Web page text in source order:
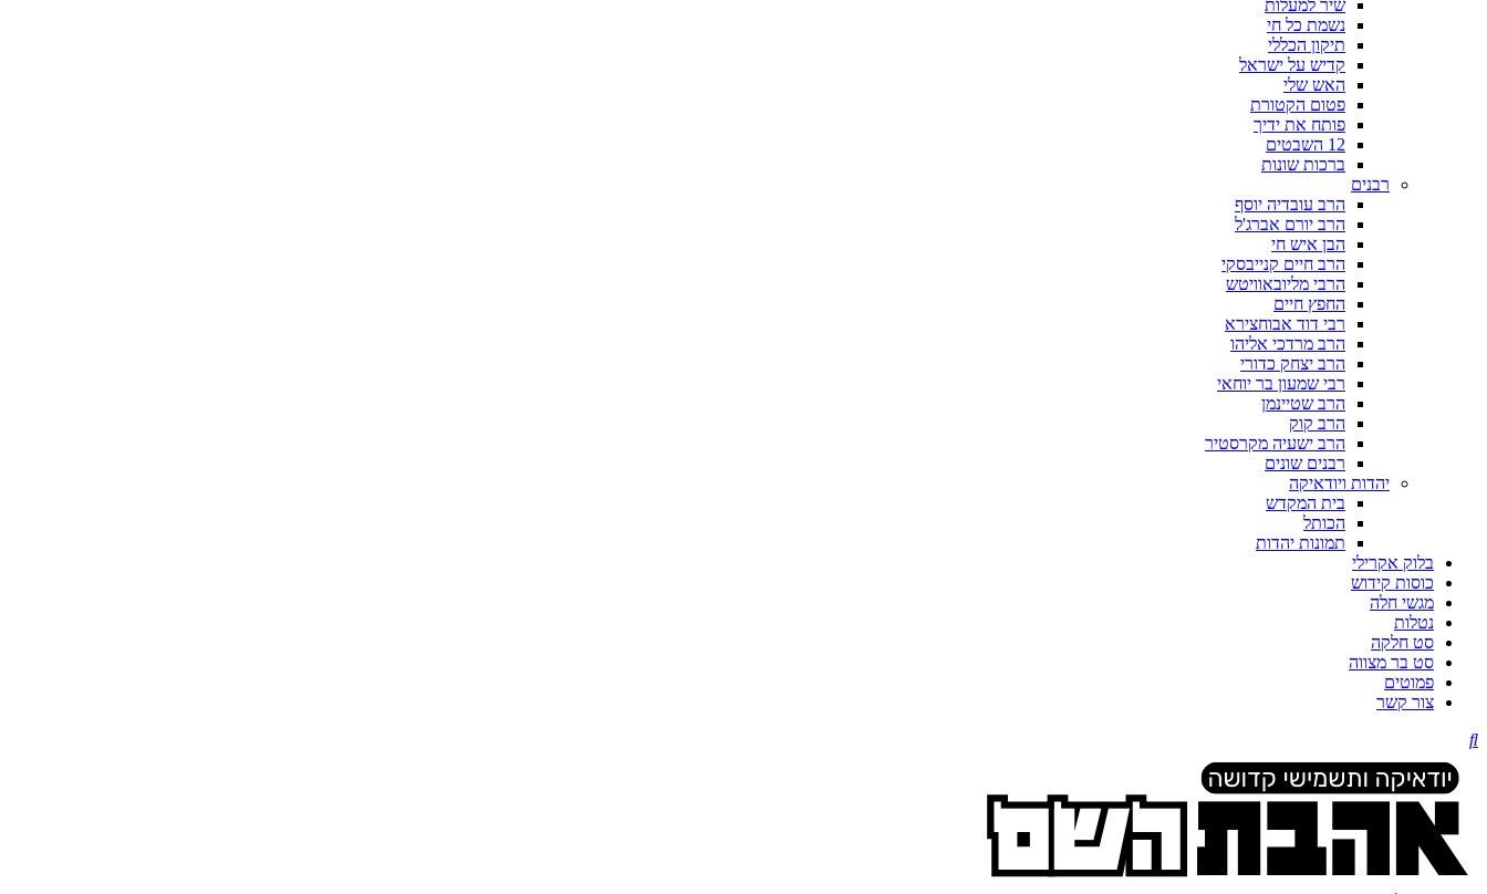
שיר למעלות
נשמת כל חי
תיקון הכללי
קדיש על ישראל
האש שלי
פטום הקטורת
פותח את ידיך
12 השבטים
ברכות שונות
רבנים
הרב עובדיה יוסף
הרב יורם אברג'ל
הבן איש חי
הרב חיים קנייבסקי
הרבי מליובאוויטש
החפץ חיים
רבי דוד אבוחצירא
הרב מרדכי אליהו
הרב יצחק כדורי
רבי שמעון בר יוחאי
הרב שטיינמן
הרב קוק
הרב ישעיה מקרסטיר
רבנים שונים
יהדות ויודאיקה
בית המקדש
הכותל
תמונות יהדות
בלוק אקרילי
כוסות קידוש
מגשי חלה
נטלות
סט חלקה
סט בר מצווה
פמוטים
צור קשר